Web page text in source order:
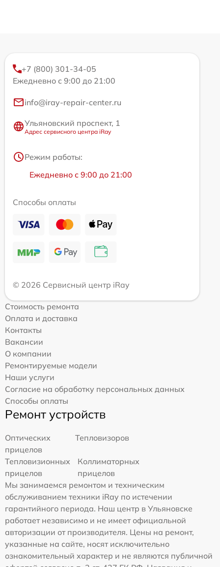
+7 (800) 301-34-05
Ежедневно с 9:00 до 21:00
info@iray-repair-center.ru
Ульяновский проспект, 1
Адрес сервисного центра iRay
Режим работы:
Ежедневно с 9:00 до 21:00
Способы оплаты
© 2026 Сервисный центр iRay
Стоимость ремонта
Оплата и доставка
Контакты
Вакансии
О компании
Ремонтируемые модели
Наши услуги
Согласие на обработку персональных данных
Способы оплаты
Ремонт устройств
Оптических
прицелов
Тепловизоров
Тепловизионных
прицелов
Коллиматорных
прицелов
Мы занимаемся ремонтом и техническим
обслуживанием техники iRay по истечении
гарантийного периода. Наш центр в Ульяновске
работает независимо и не имеет официальной
авторизации от производителя. Цены на ремонт,
указанные на сайте, носят исключительно
ознакомительный характер и не являются публичной